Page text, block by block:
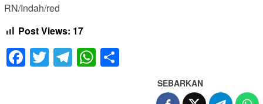
RN/Indah/red
Post Views: 17
Facebook
Twitter
Telegram
WhatsApp
SEBARKAN